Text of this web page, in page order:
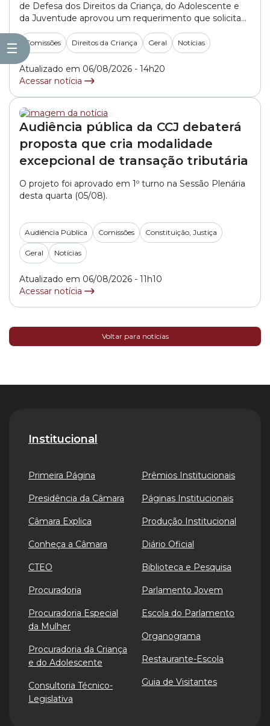
☰
de Defesa dos Direitos da Criança, do Adolescente e
da Juventude aprovou um requerimento que solicita
informações aos Conselhos Tutelares da cidade de São
Paulo sobre como são realizados os atendimentos e
os encaminhamentos de denúncias feitas por
profissionais da educação. O documento, apresentado
Comissões Direitos da Criança Geral Notícias
Atualizado em 06/08/2026 - 14h20
Acessar notícia
Audiência pública da CCJ debaterá
proposta que cria modalidade
excepcional de transação tributária
O projeto foi aprovado em 1º turno na Sessão Plenária
desta quarta (05/08).
Audiência Pública Comissões Constituição, Justiça
Geral Notícias
Atualizado em 06/08/2026 - 11h10
Acessar notícia
Voltar para notícias
Institucional
Primeira Página
Presidência da Câmara
Câmara Explica
Conheça a Câmara
CTEO
Procuradoria
Procuradoria Especial
da Mulher
Procuradoria da Criança
e do Adolescente
Consultoria Técnico-
Legislativa
Prêmios Institucionais
Páginas Institucionais
Produção Institucional
Diário Oficial
Biblioteca e Pesquisa
Parlamento Jovem
Escola do Parlamento
Organograma
Restaurante-Escola
Guia de Visitantes